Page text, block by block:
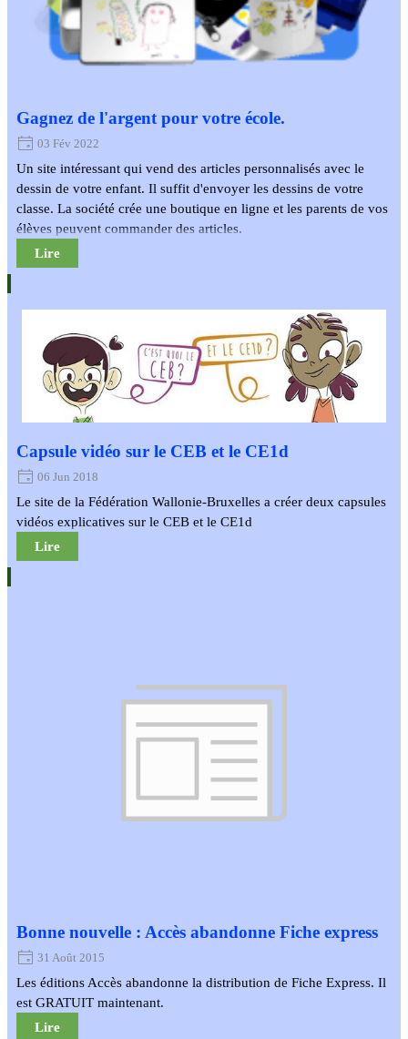
Gagnez de l'argent pour votre école.
03 Fév 2022
Un site intéressant qui vend des articles personnalisés avec le
dessin de votre enfant. Il suffit d'envoyer les dessins de votre
classe. La société crée une boutique en ligne et les parents de vos
élèves peuvent commander des articles.
Lire
Capsule vidéo sur le CEB et le CE1d
06 Jun 2018
Le site de la Fédération Wallonie-Bruxelles a créer deux capsules
vidéos explicatives sur le CEB et le CE1d
Lire
Bonne nouvelle : Accès abandonne Fiche express
31 Août 2015
Les éditions Accès abandonne la distribution de Fiche Express. Il
est GRATUIT maintenant.
Lire